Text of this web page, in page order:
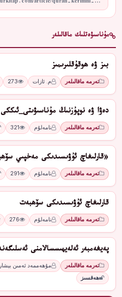
مۇناسىۋەتلىك ماقالىلەر
بىز ۋە ھوقۇقلىرىمىز
تەرمە ماقالىلەر م. ئازات 273
دەۋا ۋە نوپۇزنىڭ مۇناسىۋىتى_ئىككى
تەرمە ماقالىلەر نامەلۇم 321
«قارلىغاچ ئۇۋىسىدىكى مەخپىي
تەرمە ماقالىلەر نامەلۇم 291
قارلىغاچ ئۇۋىسىدىكى سۆھبەت
تەرمە ماقالىلەر نامەلۇم 276
پەيغەمبەر ئەلەيھىسسالامنى
تەرمە ماقالىلەر مۇھەممەد ئەمىن
ھەقسىز